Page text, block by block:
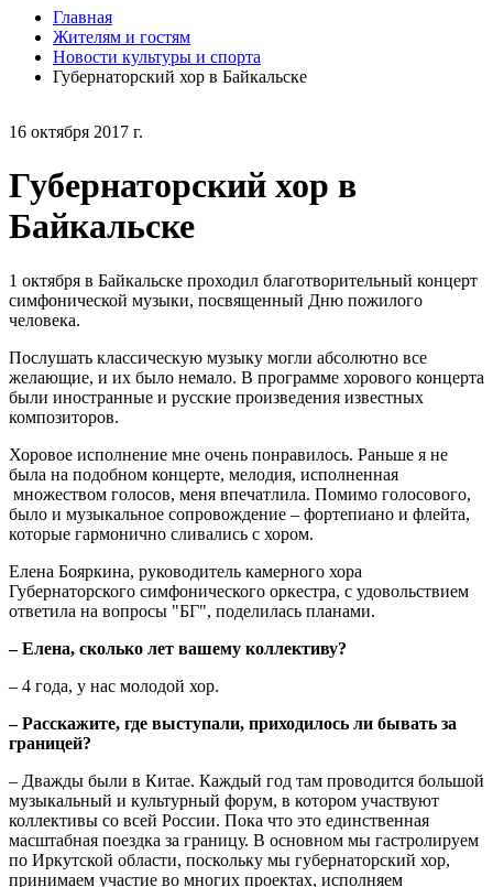
16 октября 2017 г.
Губернаторский хор в
Байкальске
1 октября в Байкальске проходил благотворительный концерт
симфонической музыки, посвященный Дню пожилого
человека.
Послушать классическую музыку могли абсолютно все
желающие, и их было немало. В программе хорового концерта
были иностранные и русские произведения известных
композиторов.
Хоровое исполнение мне очень понравилось. Раньше я не
была на подобном концерте, мелодия, исполненная
множеством голосов, меня впечатлила. Помимо голосового,
было и музыкальное сопровождение – фортепиано и флейта,
которые гармонично сливались с хором.
Елена Бояркина, руководитель камерного хора
Губернаторского симфонического оркестра, с удовольствием
ответила на вопросы "БГ", поделилась планами.
– Елена, сколько лет вашему коллективу?
– 4 года, у нас молодой хор.
– Расскажите, где выступали, приходилось ли бывать за
границей?
– Дважды были в Китае. Каждый год там проводится большой
музыкальный и культурный форум, в котором участвуют
коллективы со всей России. Пока что это единственная
масштабная поездка за границу. В основном мы гастролируем
по Иркутской области, поскольку мы губернаторский хор,
принимаем участие во многих проектах, исполняем
Главная
Жителям и гостям
Новости культуры и спорта
Губернаторский хор в Байкальске